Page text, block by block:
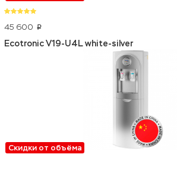
45 600 p
Ecotronic V19-U4L white-silver
Скидки от объёма